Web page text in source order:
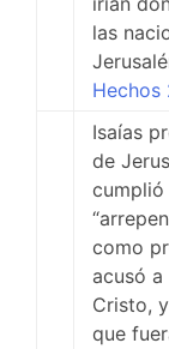
las
Hechos
Isaías
de
cumplió
como
acusó
Cristo,
que